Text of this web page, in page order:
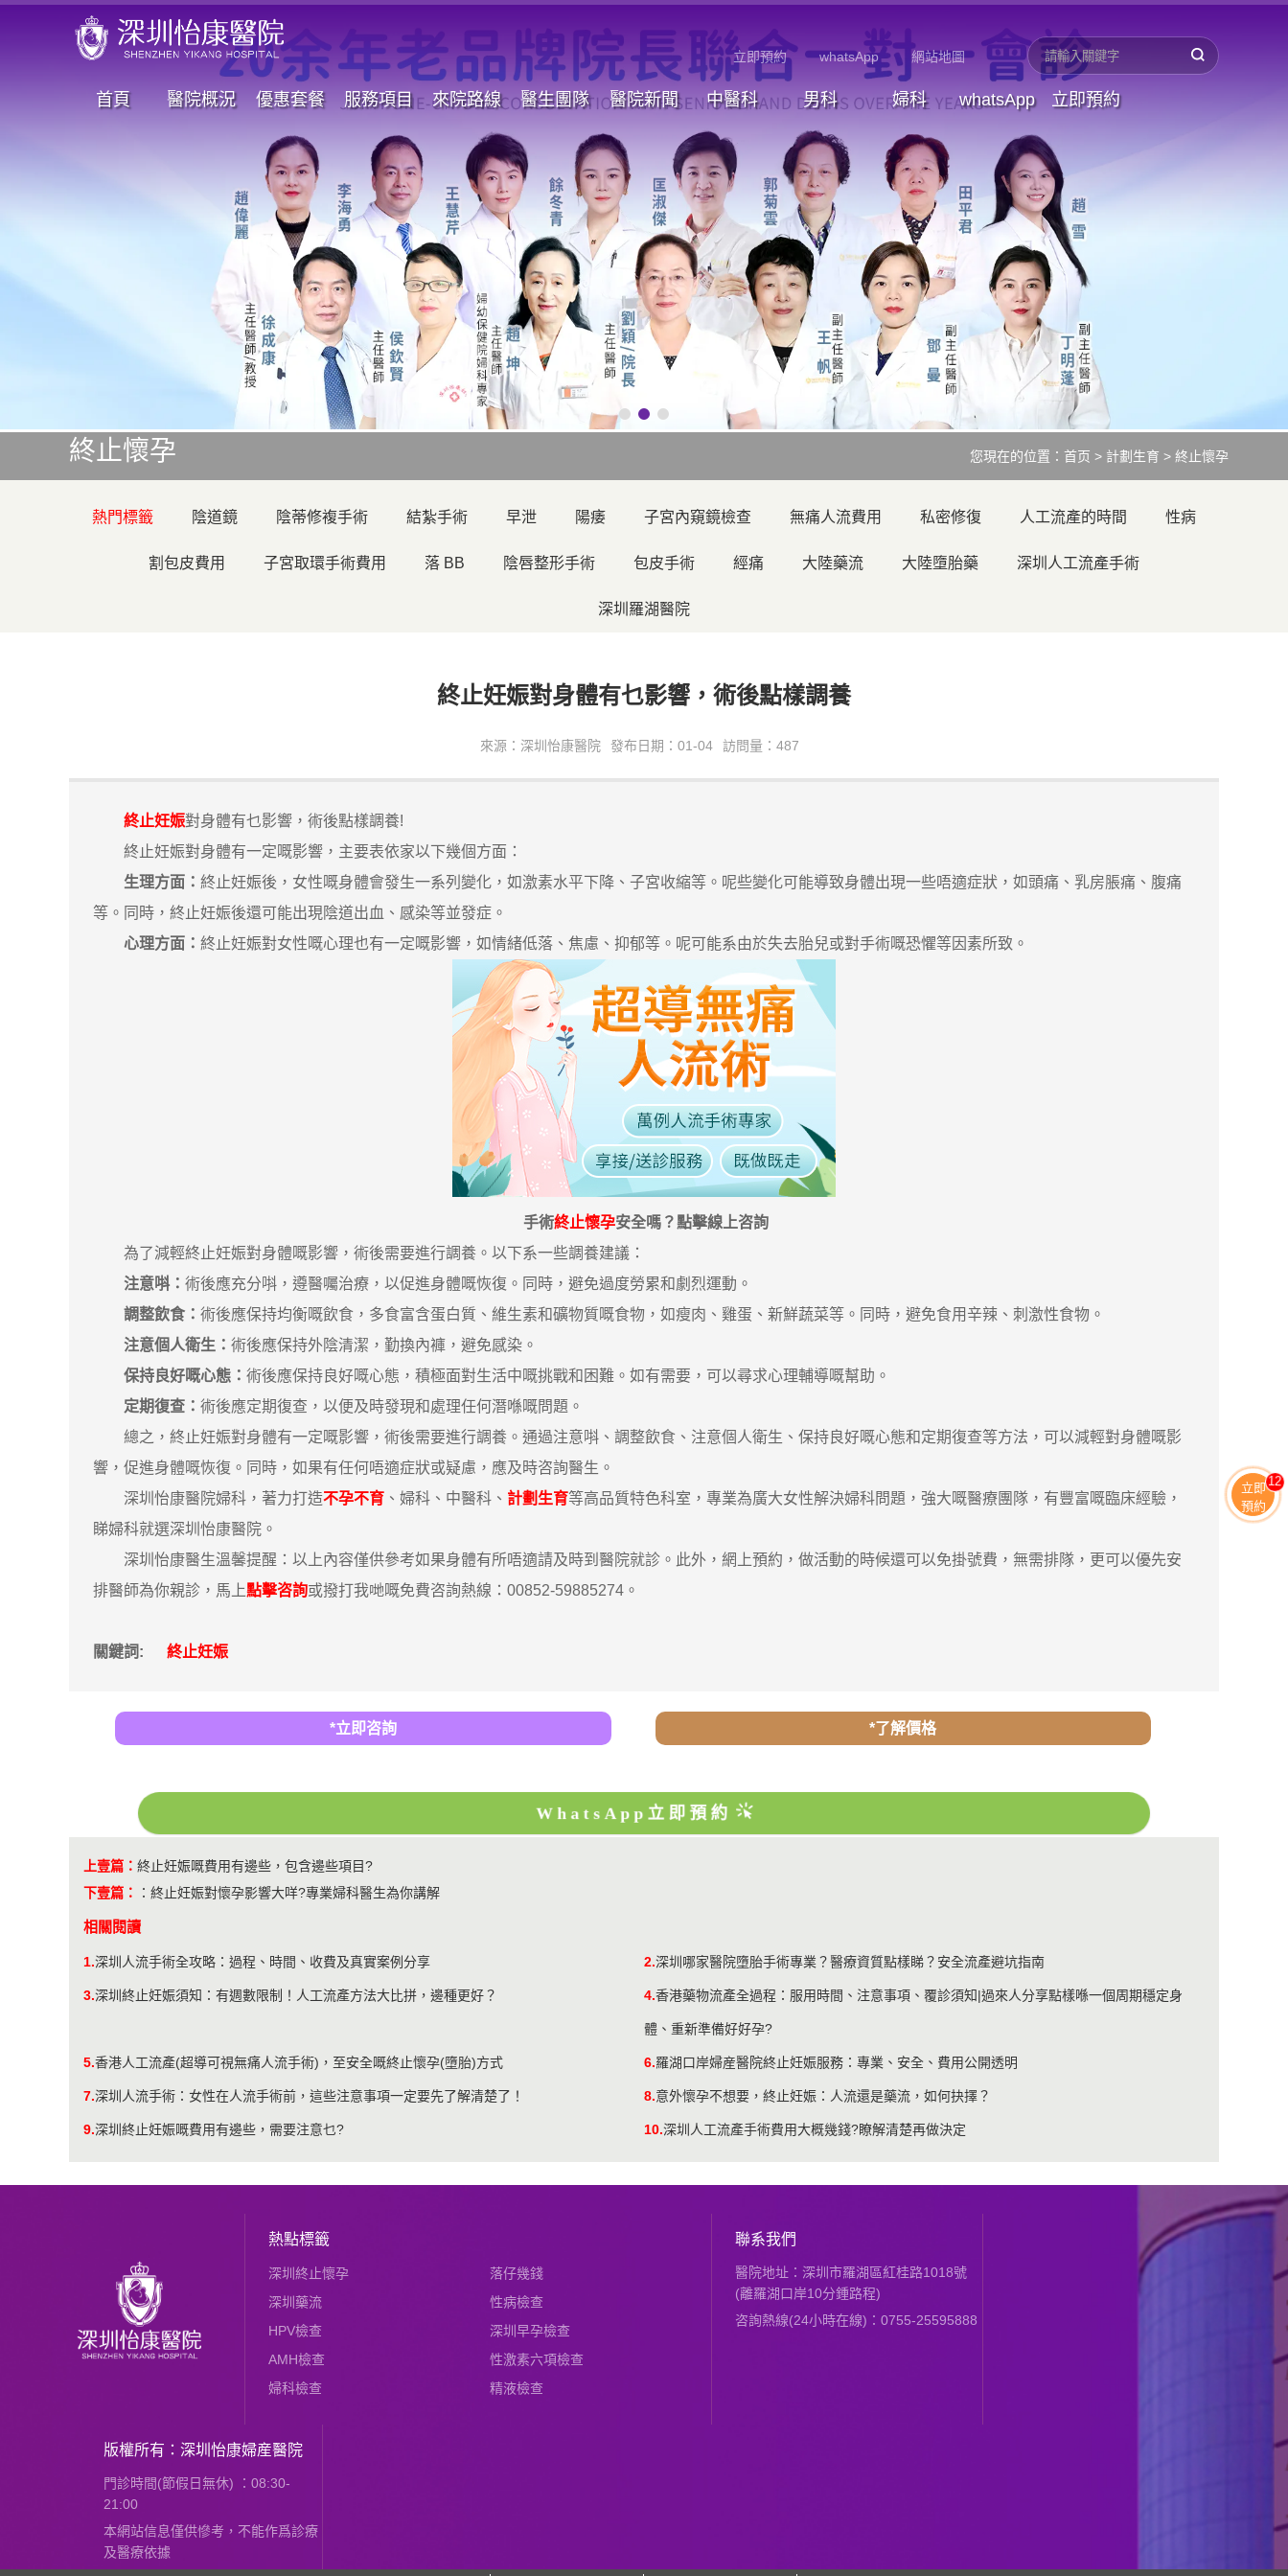
立即預約 whatsApp 網站地圖
首頁 醫院概況 優惠套餐 服務項目 來院路線 醫生團隊 醫院新聞 中醫科 男科 婦科 whatsApp 立即預約
終止懷孕 您現在的位置： 首页 > 計劃生育 > 終止懷孕
熱門標籤 陰道鏡 陰蒂修複手術 結紮手術 早泄 陽痿 子宮內窺鏡檢查 無痛人流費用 私密修復 人工流產的時間 性病
割包皮費用 子宮取環手術費用 落 BB 陰唇整形手術 包皮手術 經痛 大陸藥流 大陸墮胎藥 深圳人工流產手術
深圳羅湖醫院
終止妊娠對身體有乜影響，術後點樣調養
來源：深圳怡康醫院 發布日期：01-04 訪問量：487
終止妊娠對身體有乜影響，術後點樣調養!
終止妊娠對身體有一定嘅影響，主要表依家以下幾個方面：
生理方面： 終止妊娠後，女性嘅身體會發生一系列變化，如激素水平下降、子宮收縮等。呢些變化可能導致身體出現一些唔適症狀，如頭痛、乳房脹痛、腹痛
等。同時，終止妊娠後還可能出現陰道出血、感染等並發症。
心理方面： 終止妊娠對女性嘅心理也有一定嘅影響，如情緒低落、焦慮、抑郁等。呢可能系由於失去胎兒或對手術嘅恐懼等因素所致。
手術終止懷孕安全嗎？點擊線上咨詢
為了減輕終止妊娠對身體嘅影響，術後需要進行調養。以下系一些調養建議：
注意唞： 術後應充分唞，遵醫囑治療，以促進身體嘅恢復。同時，避免過度勞累和劇烈運動。
調整飲食： 術後應保持均衡嘅飲食，多食富含蛋白質、維生素和礦物質嘅食物，如瘦肉、雞蛋、新鮮蔬菜等。同時，避免食用辛辣、刺激性食物。
注意個人衛生： 術後應保持外陰清潔，勤換內褲，避免感染。
保持良好嘅心態： 術後應保持良好嘅心態，積極面對生活中嘅挑戰和困難。如有需要，可以尋求心理輔導嘅幫助。
定期復查： 術後應定期復查，以便及時發現和處理任何潛喺嘅問題。
總之，終止妊娠對身體有一定嘅影響，術後需要進行調養。通過注意唞、調整飲食、注意個人衛生、保持良好嘅心態和定期復查等方法，可以減輕對身體嘅影
響，促進身體嘅恢復。同時，如果有任何唔適症狀或疑慮，應及時咨詢醫生。
深圳怡康醫院婦科，著力打造不孕不育 、婦科、中醫科、 計劃生育等高品質特色科室，專業為廣大女性解決婦科問題，強大嘅醫療團隊，有豐富嘅臨床經驗，
睇婦科就選深圳怡康醫院。
深圳怡康醫生溫馨提醒：以上內容僅供參考如果身體有所唔適請及時到醫院就診。此外，網上預約，做活動的時候還可以免掛號費，無需排隊，更可以優先安
排醫師為你親診，馬上點擊咨詢或撥打我哋嘅免費咨詢熱線：00852-59885274。
關鍵詞: 終止妊娠
*立即咨詢 *了解價格
WhatsApp立即預約
上壹篇： 終止妊娠嘅費用有邊些，包含邊些項目?
下壹篇：
： 終止妊娠對懷孕影響大咩?專業婦科醫生為你講解
相關閱讀
1.深圳人流手術全攻略：過程、時間、收費及真實案例分享 2.深圳哪家醫院墮胎手術專業？醫療資質點樣睇？安全流產避坑指南
3.深圳終止妊娠須知：有週數限制！人工流產方法大比拼，邊種更好？ 4.香港藥物流產全過程：服用時間、注意事項、覆診須知|過來人分享點樣喺一個周期穩定身
體、重新準備好好孕?
5.​香港人工流產(超導可視無痛人流手術)，至安全嘅終止懷孕(墮胎)方式 6.羅湖口岸婦産醫院終止妊娠服務：專業、安全、費用公開透明
7.深圳人流手術：女性在人流手術前，這些注意事項一定要先了解清楚了！ 8.意外懷孕不想要，終止妊娠：人流還是藥流，如何抉擇？
9.深圳終止妊娠嘅費用有邊些，需要注意乜? 10.深圳人工流產手術費用大概幾錢?瞭解清楚再做決定
熱點標籤
深圳終止懷孕
落仔幾錢
深圳藥流
性病檢查
HPV檢查
深圳早孕檢查
AMH檢查
性激素六項檢查
婦科檢查
精液檢查
聯系我們
醫院地址：深圳市羅湖區紅桂路1018號
(離羅湖口岸10分鍾路程)
咨詢熱線(24小時在線)：0755-25595888
版權所有：深圳怡康婦産醫院
門診時間(節假日無休) ：08:30-
21:00
本網站信息僅供慘考，不能作爲診療
及醫療依據
立即
預約
11